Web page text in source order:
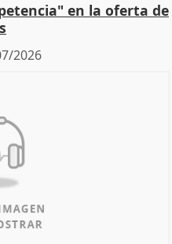
en la oferta de
2026